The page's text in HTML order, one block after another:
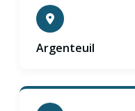
Argenteuil